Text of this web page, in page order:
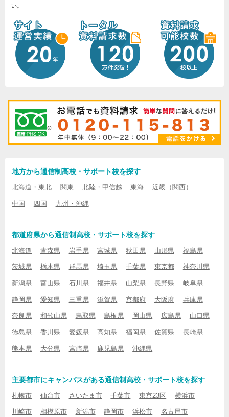
い。
地方から通信制高校・サポート校を探す
北海道・東北 関東 北陸・甲信越 東海 近畿（関西）
中国 四国 九州・沖縄
都道府県から通信制高校・サポート校を探す
北海道 青森県 岩手県 宮城県 秋田県 山形県 福島県
茨城県 栃木県 群馬県 埼玉県 千葉県 東京都 神奈川県
新潟県 富山県 石川県 福井県 山梨県 長野県 岐阜県
静岡県 愛知県 三重県 滋賀県 京都府 大阪府 兵庫県
奈良県 和歌山県 鳥取県 島根県 岡山県 広島県 山口県
徳島県 香川県 愛媛県 高知県 福岡県 佐賀県 長崎県
熊本県 大分県 宮崎県 鹿児島県 沖縄県
主要都市にキャンパスがある通信制高校・サポート校を探す
札幌市 仙台市 さいたま市 千葉市 東京23区 横浜市
川崎市 相模原市 新潟市 静岡市 浜松市 名古屋市